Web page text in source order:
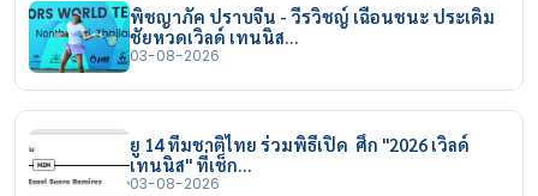
พิชญาภัค ปราบจีน - วีรวิชญ์ เฉือนชนะ ประเดิม
ชัยหวดเวิลด์ เทนนิส…
03-08-2026
ยู 14 ทีมชาติไทย ร่วมพิธีเปิด ศึก "2026 เวิลด์
เทนนิส" ที่เช็ก…
03-08-2026